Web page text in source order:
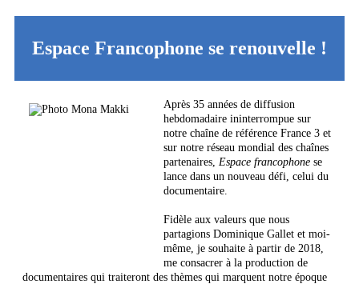
Espace Francophone se renouvelle !
Après 35 années de diffusion
hebdomadaire ininterrompue sur
notre chaîne de référence France 3 et
sur notre réseau mondial des chaînes
partenaires, Espace francophone se
lance dans un nouveau défi, celui du
documentaire.
Fidèle aux valeurs que nous
partagions Dominique Gallet et moi-
même, je souhaite à partir de 2018,
me consacrer à la production de
documentaires qui traiteront des thèmes qui marquent notre époque